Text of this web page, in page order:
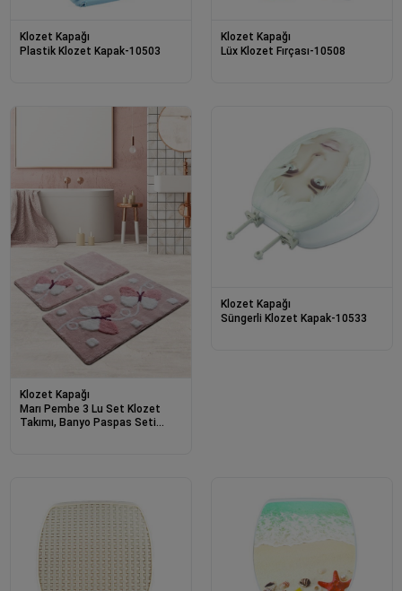
Klozet Kapağı
Plastik Klozet Kapak-10503
Klozet Kapağı
Lüx Klozet Fırçası-10508
Klozet Kapağı
Marı Pembe 3 Lu Set Klozet
Takımı, Banyo Paspas Seti
Klozet Kapağı
Süngerli Klozet Kapak-10533